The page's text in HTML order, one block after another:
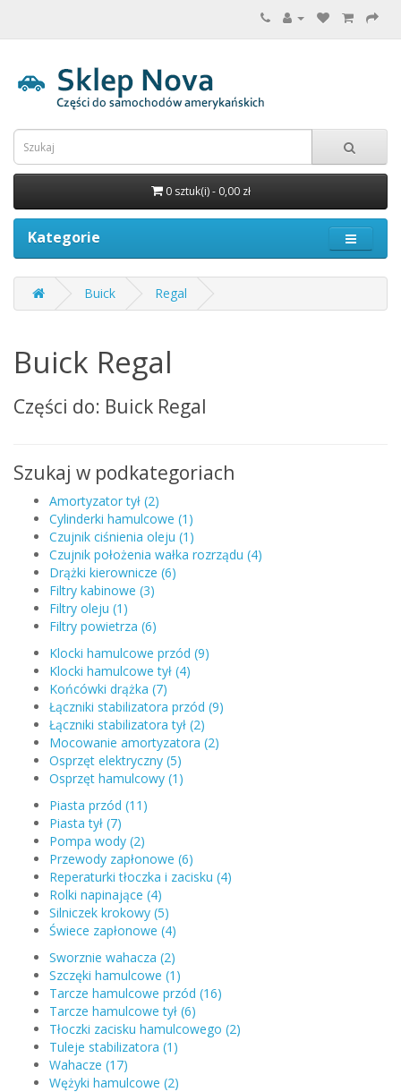
0 sztuk(i) - 0,00 zł
Kategorie
Buick Regal
Buick Regal
Części do: Buick Regal
Szukaj w podkategoriach
Amortyzator tył (2)
Cylinderki hamulcowe (1)
Czujnik ciśnienia oleju (1)
Czujnik położenia wałka rozrządu (4)
Drążki kierownicze (6)
Filtry kabinowe (3)
Filtry oleju (1)
Filtry powietrza (6)
Klocki hamulcowe przód (9)
Klocki hamulcowe tył (4)
Końcówki drążka (7)
Łączniki stabilizatora przód (9)
Łączniki stabilizatora tył (2)
Mocowanie amortyzatora (2)
Osprzęt elektryczny (5)
Osprzęt hamulcowy (1)
Piasta przód (11)
Piasta tył (7)
Pompa wody (2)
Przewody zapłonowe (6)
Reperaturki tłoczka i zacisku (4)
Rolki napinające (4)
Silniczek krokowy (5)
Świece zapłonowe (4)
Sworznie wahacza (2)
Szczęki hamulcowe (1)
Tarcze hamulcowe przód (16)
Tarcze hamulcowe tył (6)
Tłoczki zacisku hamulcowego (2)
Tuleje stabilizatora (1)
Wahacze (17)
Wężyki hamulcowe (2)